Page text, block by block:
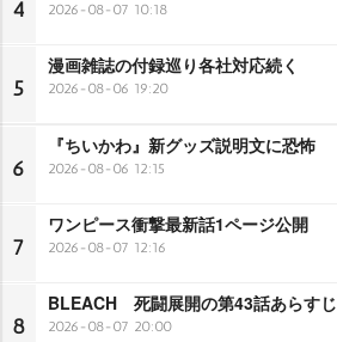
4 2026-08-07 10:18
5
漫画雑誌の付録巡り各社対応続く
2026-08-06 19:20
6
『ちいかわ』新グッズ説明文に恐怖
2026-08-06 12:15
7
ワンピース衝撃最新話1ページ公開
2026-08-07 12:16
8
BLEACH 死闘展開の第43話あらすじ
2026-08-07 20:00